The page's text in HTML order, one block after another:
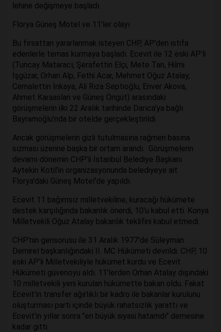
lehine değişmeye başladı.
Florya Güneş Motel ve 11’ler olayı
Bu fırsattan yararlanmak isteyen CHP, AP'den istifa
edenlerle temas kurmaya başladı. Ecevit ile 12 eski AP'li
(Tuncay Mataracı, Şerafettin Elçi, Mete Tan, Hilmi
İşgüzar, Orhan Alp, Fethi Acar, Mehmet Oğuz Atalay,
Cemalettin İnkaya, Ali Rıza Septioğlu, Enver Akova,
Ahmet Karaaslan ve Güneş Öngüt) arasındaki
görüşmelerin ilki 22 Aralık tarihinde Darıca'ya bağlı
Bayramoğlu'nda bir otelde gerçekleştirildi.
Ancak görüşmelerin gizli tutulmasına rağmen basına
sızması üzerine başka bir ortam arandı. Görüşmelerin
devamı dönemin CHP'li İstanbul Belediye Başkanı
Aytekin Kotil'in organizasyonunda belediyeye ait
Florya'daki Güneş Motel'de yapıldı.
Ecevit 11 bağımsız milletvekiline, kuracağı hükümete
destek karşılığında bakanlık önerdi, 10'u kabul etti. Konya
Milletvekili Oğuz Atalay bakanlık teklifini kabul etmedi.
CHP'nin gensorusu ile 31 Aralık 1977'de Süleyman
Demirel başkanlığındaki II. MC Hükümeti devrildi. CHP, 10
eski AP'li Milletvekiliyle hükümet kurdu ve Ecevit
Hükümeti güvenoyu aldı. 11'lerden Orhan Atalay dışındaki
10 milletvekili yeni kurulan hükümette bakan oldu. Fakat
Ecevit'in transfer ağırlıklı bir kadro ile bakanlar kurulunu
oluşturması parti içinde büyük rahatsızlık yarattı ve
Ecevit'in yıllar sonra "en büyük siyasi hatamdı" demesine
kadar gitti.